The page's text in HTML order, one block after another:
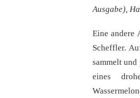
Ausgabe),
Eine andere
Scheffler.
sammelt
eines